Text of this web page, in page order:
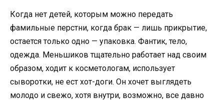
Когда нет детей, которым можно передать
фамильные перстни, когда брак — лишь прикрытие,
остается только одно — упаковка. Фантик, тело,
одежда. Меньшиков тщательно работает над своим
образом, ходит к косметологам, использует
сыворотки, не ест хот-доги. Он хочет выглядеть
молодо и свежо, хотя внутри, возможно, все давно